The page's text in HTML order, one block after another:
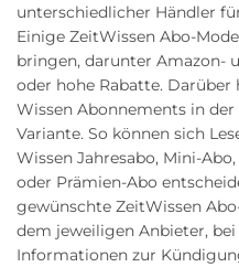
unterschiedlicher Händler
Einige ZeitWissen Abo-
bringen, darunter Amazon-
oder hohe Rabatte. Darüber
Wissen Abonnements in
Variante. So können sich
Wissen Jahresabo, Mini-
oder Prämien-Abo
gewünschte ZeitWissen
dem jeweiligen Anbieter,
Informationen zur